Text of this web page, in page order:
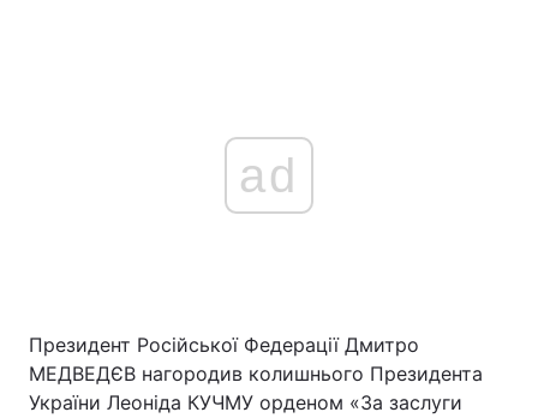
ad
Президент Російської Федерації Дмитро
МЕДВЕДЄВ нагородив колишнього Президента
України Леоніда КУЧМУ орденом «За заслуги